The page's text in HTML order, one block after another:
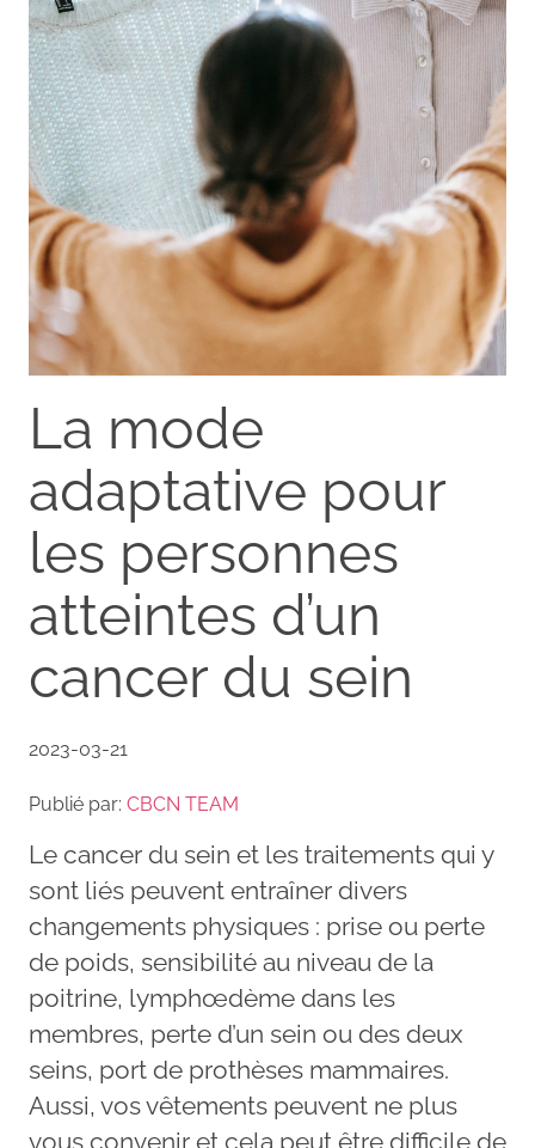
La mode
adaptative pour
les personnes
atteintes d’un
cancer du sein
2023-03-21
Publié par: CBCN TEAM
Le cancer du sein et les traitements qui y
sont liés peuvent entraîner divers
changements physiques : prise ou perte
de poids, sensibilité au niveau de la
poitrine, lymphœdème dans les
membres, perte d’un sein ou des deux
seins, port de prothèses mammaires.
Aussi, vos vêtements peuvent ne plus
vous convenir et cela peut être difficile de